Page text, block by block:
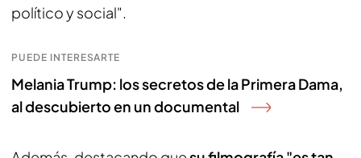
político y social".
PUEDE INTERESARTE
Melania Trump: los secretos de la Primera Dama,
al descubierto en un documental